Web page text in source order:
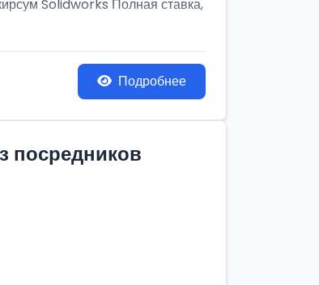
Solidworks Полная ставка,
Подробнее
посредников